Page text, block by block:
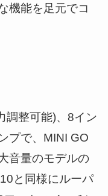
機能を足元でコ
調整可能)、8イン
プで、MINI GO
音量のモデルの
と同様にルーパ